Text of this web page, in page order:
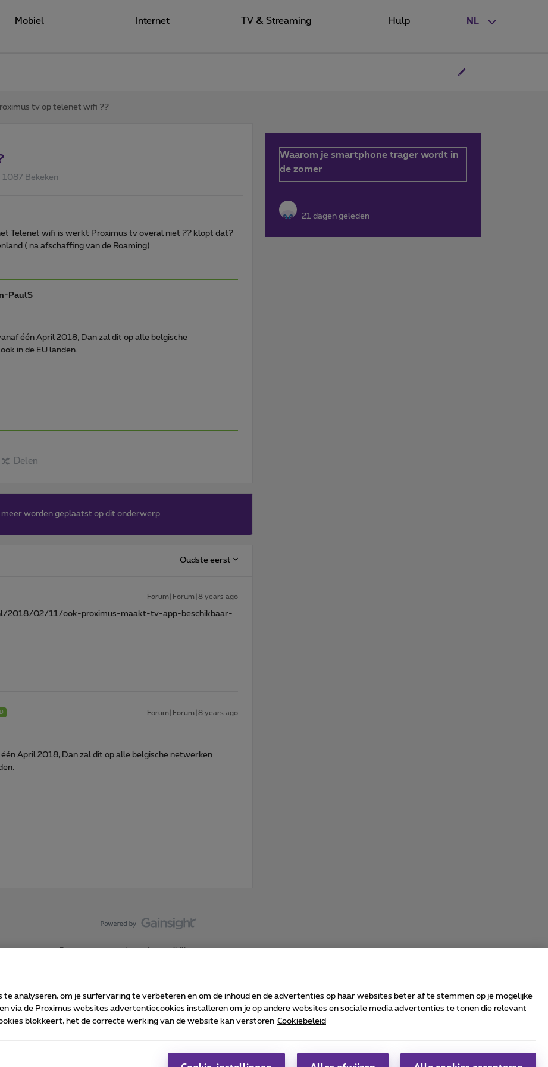
NL
Mobiel Internet TV & Streaming Hulp
tv op telenet wifi ??
1087 Bekeken
Telenet wifi is werkt Proximus tv overal niet ?? klopt dat?
( na afschaffing van de Roaming)
PaulS
één April 2018, Dan zal dit op alle belgische
in de EU landen.
Delen
meer worden geplaatst op dit onderwerp.
Oudste eerst
Forum|Forum|8 years ago
02/11/ook-proximus-maakt-tv-app-beschikbaar-
Forum|Forum|8 years ago
April 2018, Dan zal dit op alle belgische netwerken
Waarom je smartphone trager wordt in
de zomer
21 dagen geleden
Forumvoorwaarden Accessibility statement
©2026Proximus
Carrier & Wholesale Solutions
Proximus Group
| Telindus
analyseren, om je surfervaring te verbeteren en om de inhoud en de advertenties op haar websites beter af te stemmen op je mogelijke
via de Proximus websites advertentiecookies installeren om je op andere websites en sociale media advertenties te tonen die relevant
blokkeert, het de correcte werking van de website kan verstoren Cookiebeleid